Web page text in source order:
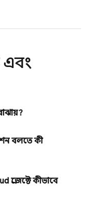
এবং
বলতে কী
প্রজেক্টে কীভাবে